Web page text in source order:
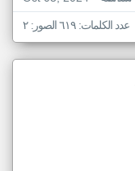
عدد الكلمات: ٦١٩ الصور: ٢